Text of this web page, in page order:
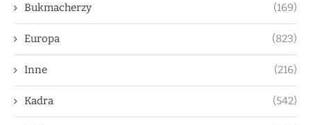
Bukmacherzy (169)
Europa (823)
Inne (216)
Kadra (542)